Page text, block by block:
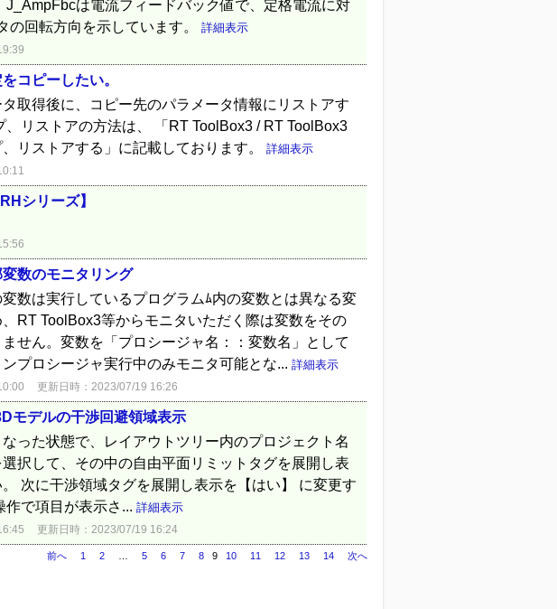
は電流フィードバック値で、定格電流に対
の回転方向を示しています。
詳細表示
コピーしたい。
取得後に、コピー先のパラメータ情報にリストアす
リストアの方法は、 「RT ToolBox3 / RT ToolBox3
リストアする」に記載しております。
詳細表示
シリーズ】
数のモニタリング
数は実行しているプログラムﾑ内の変数とは異なる変
RT ToolBox3等からモニタいただく際は変数をその
せん。変数を「プロシージャ名：：変数名」として
プロシージャ実行中のみモニタ可能とな... 詳細表示
更新日時：2023/07/19 16:26
モデルの干渉回避領域表示
った状態で、レイアウトツリー内のプロジェクト名
択して、その中の自由平面リミットタグを展開し表
次に干渉領域タグを展開し表示を【はい】 に変更す
で項目が表示さ... 詳細表示
更新日時：2023/07/19 16:24
前へ 1 2 5 6 7 8 9 10 11 12 13 14 次へ